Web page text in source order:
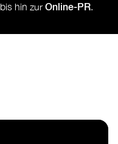
bis hin zur Online-PR.